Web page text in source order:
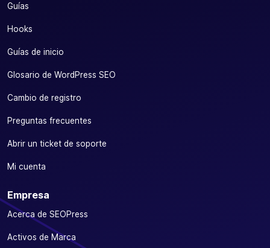
Guías
Hooks
Guías de inicio
Glosario de WordPress SEO
Cambio de registro
Preguntas frecuentes
Abrir un ticket de soporte
Mi cuenta
Empresa
Acerca de SEOPress
Activos de Marca